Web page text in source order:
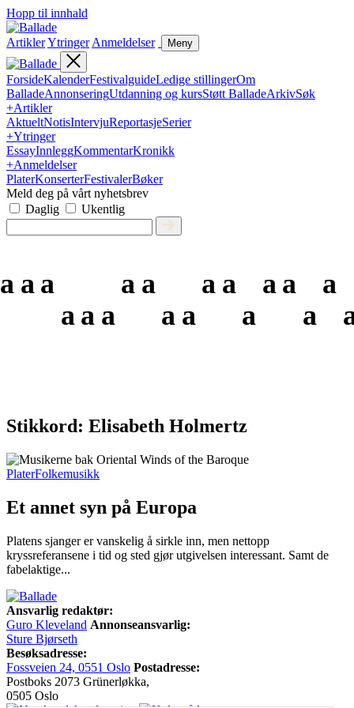
Hopp til innhald
ArtiklerYtringer Anmeldelser Meny
ForsideKalenderFestivalguideLedige stillingerOm
BalladeAnnonseringUtdanning og kursStøtt BalladeArkivSøk
+Artikler
AktueltNotisIntervjuReportasjeSerier
+Ytringer
EssayInnleggKommentarKronikk
+Anmeldelser
PlaterKonserterFestivalerBøker
Meld deg på vårt nyhetsbrev
Daglig
Ukentlig
a a a
a a
a a
a a
a a
a
a a
a
a
Stikkord: Elisabeth Holmertz
PlaterFolkemusikk
Et annet syn på Europa
Platens sjanger er vanskelig å sirkle inn, men nettopp
kryssreferansene i tid og sted gjør utgivelsen interessant. Samt de
fabelaktige...
Ansvarlig redaktør:
Guro Kleveland Annonseansvarlig:
Sture Bjørseth
Besøksadresse:
Fossveien 24, 0551 Oslo Postadresse:
Postboks 2073 Grünerløkka,
0505 Oslo